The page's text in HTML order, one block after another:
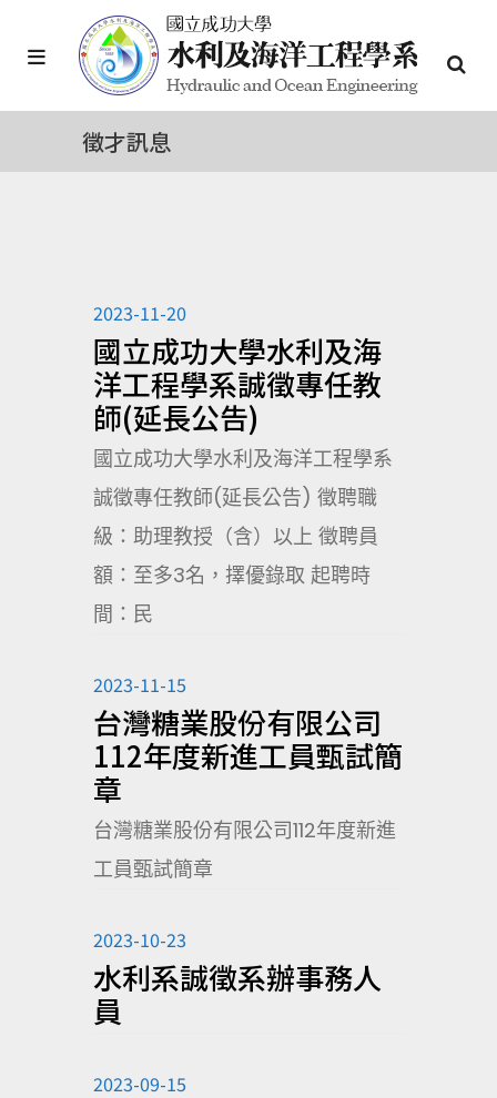
徵才訊息
2023-11-20
國立成功大學水利及海
洋工程學系誠徵專任教
師(延長公告)
國立成功大學水利及海洋工程學系
誠徵專任教師(延長公告) 徵聘職
級：助理教授（含）以上 徵聘員
額：至多3名，擇優錄取 起聘時
間：民
2023-11-15
台灣糖業股份有限公司
112年度新進工員甄試簡
章
台灣糖業股份有限公司112年度新進
工員甄試簡章
2023-10-23
水利系誠徵系辦事務人
員
2023-09-15